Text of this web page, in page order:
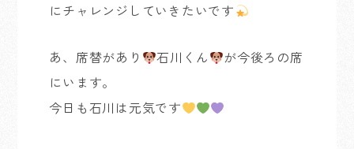
にチャレンジしていきたいです
あ、席替があり 石川くん
が今後ろの席
にいます。
今日も石川は元気です